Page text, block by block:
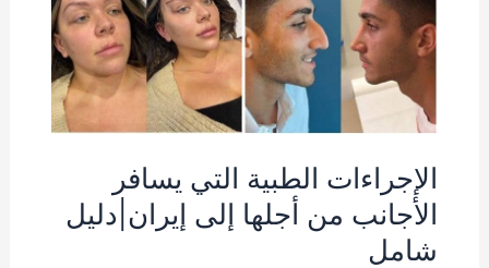
الإجراءات الطبية التي يسافر
الأجانب من أجلها إلى إيران|دليل
شامل
إيران|
دليل
شامل